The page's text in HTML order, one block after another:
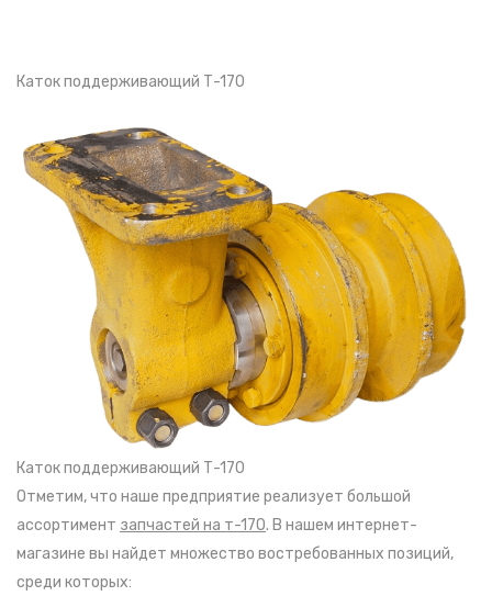
Каток поддерживающий Т-170
Каток поддерживающий Т-170
Отметим, что наше предприятие реализует большой
ассортимент запчастей на т-170. В нашем интернет-
магазине вы найдет множество востребованных позиций,
среди которых: